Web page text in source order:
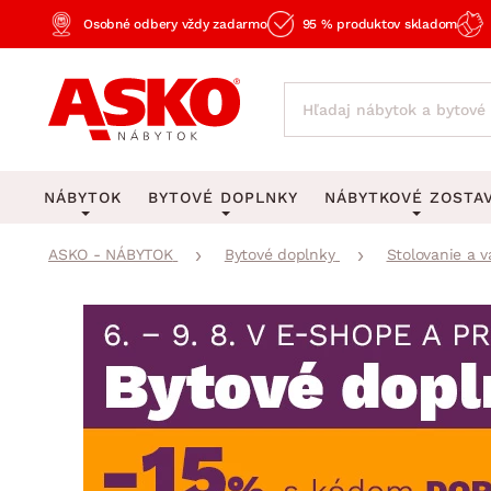
Osobné odbery vždy zadarmo 95 % produktov skladom
NÁBYTOK
Obývacia izba
Spálňa
Pracovňa a kancelária
BYTOVÉ DOPLNKY
KOBERCE
Veľké a stredné koberce
Behúne a malé koberce
Detské koberce
Kúpeľňové predložky
OSVETLENIE
Stolové lampy a
Stropné osvetlenie
Lustre a závesné
Stojacie lampy
NÁBYTKOVÉ
Obývacie
Spálňové
Kancelárske
Kuchynské
Detské
ASKO - NÁBYTOK Bytové doplnky Stolovanie a